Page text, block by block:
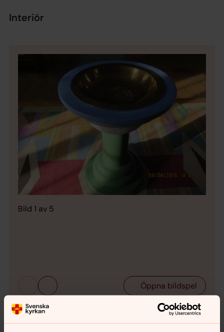
Interiör
Bild 1 av 5
Öppna bildspel